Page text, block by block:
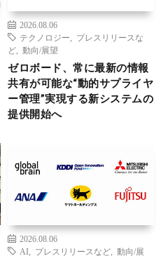
2026.08.06
テクノロジー
プレスリリースな
ど
動向/展望
ゼロボード、常に最新の情報
共有が可能な“動的サプライヤ
ー管理”実現する新システムの
提供開始へ
2026.08.06
AI
プレスリリースなど
動向/展